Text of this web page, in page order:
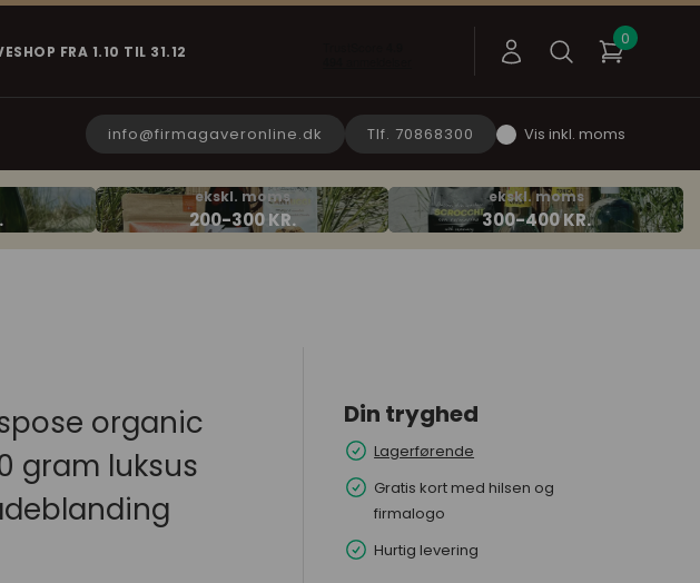
FRA 1.10 TIL 31.12
info@firmagaveronline.dk Tlf. 70868300 Vis inkl. moms
organic
gram luksus
Din tryghed
Lagerførende
Gratis kort med hilsen og
firmalogo
Hurtig levering